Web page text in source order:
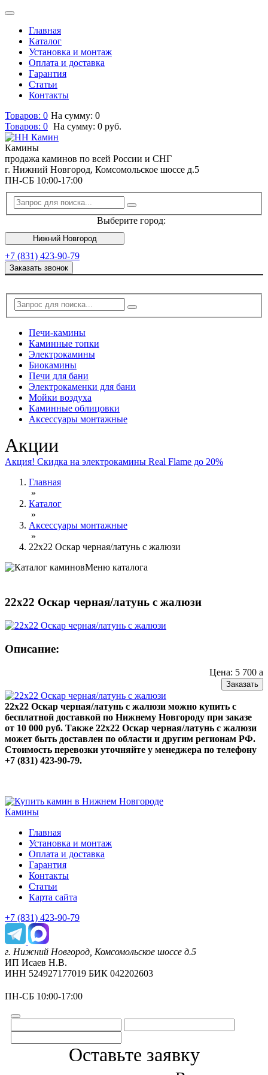
Главная
Каталог
Установка и монтаж
Оплата и доставка
Гарантия
Статьи
Контакты
Товаров: 0 На сумму: 0
Товаров: 0 На сумму: 0 руб.
Камины
продажа каминов по всей России и СНГ
г. Нижний Новгород, Комсомольское шоссе д.5
ПН-СБ 10:00-17:00
Выберите город:
Нижний Новгород
+7 (831) 423-90-79
Заказать звонок
Печи-камины
Каминные топки
Электрокамины
Биокамины
Печи для бани
Электрокаменки для бани
Мойки воздуха
Каминные облицовки
Аксессуары монтажные
Акции
Акция! Скидка на электрокамины Real Flame до 20%
Главная
»
Каталог
»
Аксессуары монтажные
»
22х22 Оскар черная/латунь с жалюзи
Меню каталога
22х22 Оскар черная/латунь с жалюзи
Описание:
Цена: 5 700 a
Заказать
22х22 Оскар черная/латунь с жалюзи можно купить с
бесплатной доставкой по Нижнему Новгороду при заказе
от 10 000 руб. Также 22х22 Оскар черная/латунь с жалюзи
может быть доставлен по области и другим регионам РФ.
Стоимость перевозки уточняйте у менеджера по телефону
+7 (831) 423-90-79.
Камины
Главная
Установка и монтаж
Оплата и доставка
Гарантия
Контакты
Статьи
Карта сайта
+7 (831) 423-90-79
г. Нижний Новгород, Комсомольское шоссе д.5
ИП Исаев Н.В.
ИНН 524927177019 БИК 042202603
ПН-СБ 10:00-17:00
Оставьте заявку